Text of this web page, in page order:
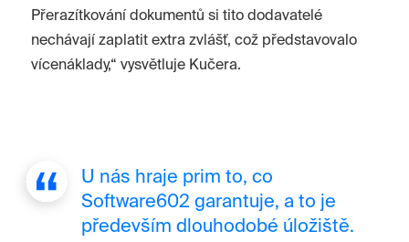
Přerazítkování dokumentů si tito dodavatelé
nechávají zaplatit extra zvlášť, což představovalo
vícenáklady,“ vysvětluje Kučera.
U nás hraje prim to, co
Software602 garantuje, a to je
především dlouhodobé úložiště.